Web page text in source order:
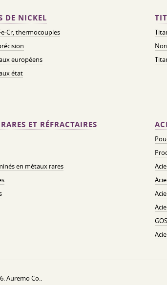
DE NICKEL
Cr, thermocouples
européens
état
ET RÉFRACTAIRES
en métaux rares
Auremo Co..